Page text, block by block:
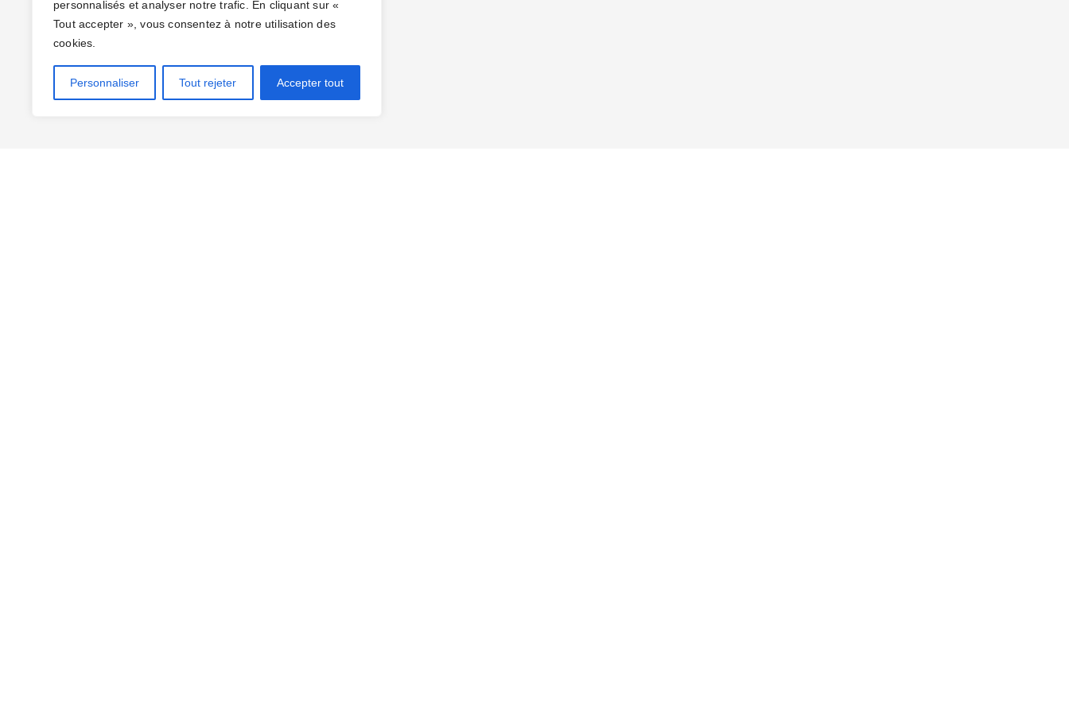
personnalisés et analyser notre trafic. En cliquant sur «
Tout accepter », vous consentez à notre utilisation des
cookies.
Personnaliser Tout rejeter Accepter tout